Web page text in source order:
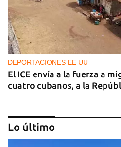
DEPORTACIONES EE UU
El ICE envía a la fuerza a
cuatro cubanos, a la
Lo último